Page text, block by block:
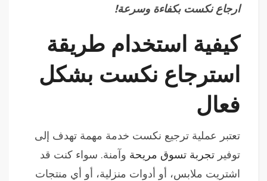
ارجاع نكست بكفاءة وسرعة!
كيفية استخدام طريقة
استرجاع نكست بشكل
فعال
تعتبر عملية ترجيع نكست خدمة مهمة تهدف إلى
توفير تجربة تسوق مريحة وآمنة. سواء كنت قد
اشتريت ملابس، أو أدوات منزلية، أو أي منتجات